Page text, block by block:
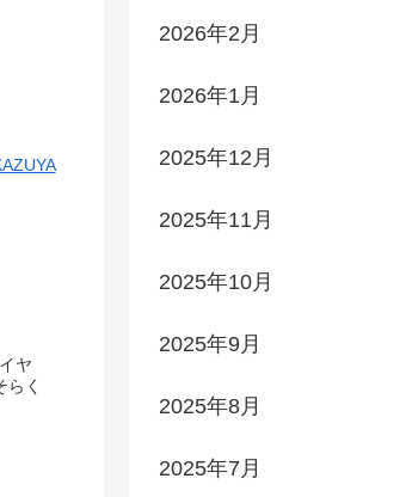
ヤ
く
2026年2月
2026年1月
2025年12月
2025年11月
2025年10月
2025年9月
2025年8月
2025年7月